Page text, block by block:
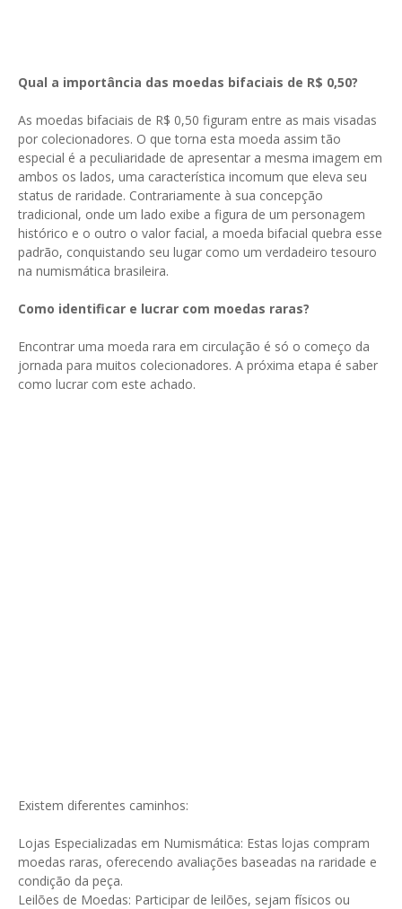
Qual a importância das moedas bifaciais de R$ 0,50?
As moedas bifaciais de R$ 0,50 figuram entre as mais visadas
por colecionadores. O que torna esta moeda assim tão
especial é a peculiaridade de apresentar a mesma imagem em
ambos os lados, uma característica incomum que eleva seu
status de raridade. Contrariamente à sua concepção
tradicional, onde um lado exibe a figura de um personagem
histórico e o outro o valor facial, a moeda bifacial quebra esse
padrão, conquistando seu lugar como um verdadeiro tesouro
na numismática brasileira.
Como identificar e lucrar com moedas raras?
Encontrar uma moeda rara em circulação é só o começo da
jornada para muitos colecionadores. A próxima etapa é saber
como lucrar com este achado.
Existem diferentes caminhos:
Lojas Especializadas em Numismática: Estas lojas compram
moedas raras, oferecendo avaliações baseadas na raridade e
condição da peça.
Leilões de Moedas: Participar de leilões, sejam físicos ou